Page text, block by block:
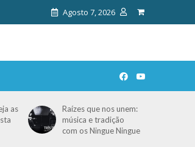
Agosto 7, 2026
as
Raízes que nos unem:
música e tradição
com os Ningue Ningue